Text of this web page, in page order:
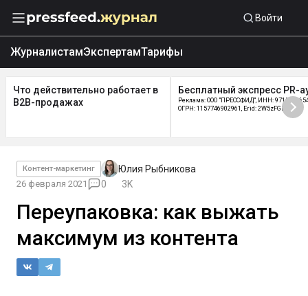
Войти
ЖурналистамЭкспертамТарифы
Что действительно работает в
B2B-продажах
Бесплатный экспресс PR-
Реклама: ООО "ПРЕССФИД", ИНН:
ОГРН: 1157746902961, Erid: 2W5zFGDycPz
Контент-маркетинг Юлия Рыбникова
26 февраля 2021 0 3K
Переупаковка: как выжать
максимум из контента